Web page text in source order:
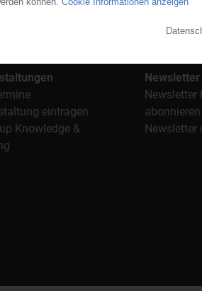
nützlichen Service-
eintragen
Knowledge &
Newsletter
Newsletter
abonnieren
Newsletter